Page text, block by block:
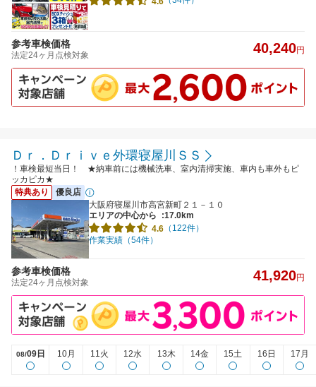
参考車検価格
法定24ヶ月点検対象 40,240円
Ｄｒ．Ｄｒｉｖｅ外環寝屋川ＳＳ
！車検最短当日！ ★納車前には機械洗車、室内清掃実施、車内も車外もピ
ッカピカ★
特典あり
優良店
大阪府寝屋川市高宮新町２１－１０
エリアの中心から
:17.0km
4.6 （122件）
作業実績（54件）
参考車検価格
法定24ヶ月点検対象 41,920円
08/09日 10月 11火 12水 13木 14金 15土 16日 17月